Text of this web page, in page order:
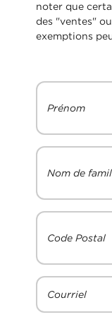
noter que
des "ventes"
exemptions
Prénom
Nom de
Code Postal
Courriel